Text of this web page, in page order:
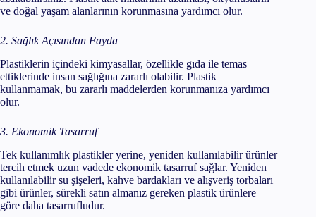
ve doğal yaşam alanlarının korunmasına yardımcı olur.
2. Sağlık Açısından Fayda
Plastiklerin içindeki kimyasallar, özellikle gıda ile temas
ettiklerinde insan sağlığına zararlı olabilir. Plastik
kullanmamak, bu zararlı maddelerden korunmanıza yardımcı
olur.
3. Ekonomik Tasarruf
Tek kullanımlık plastikler yerine, yeniden kullanılabilir ürünler
tercih etmek uzun vadede ekonomik tasarruf sağlar. Yeniden
kullanılabilir su şişeleri, kahve bardakları ve alışveriş torbaları
gibi ürünler, sürekli satın almanız gereken plastik ürünlere
göre daha tasarrufludur.